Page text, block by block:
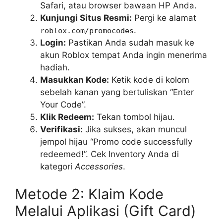
Safari, atau browser bawaan HP Anda.
Kunjungi Situs Resmi: Pergi ke alamat
roblox.com/promocodes.
Login: Pastikan Anda sudah masuk ke
akun Roblox tempat Anda ingin menerima
hadiah.
Masukkan Kode: Ketik kode di kolom
sebelah kanan yang bertuliskan “Enter
Your Code”.
Klik Redeem: Tekan tombol hijau.
Verifikasi: Jika sukses, akan muncul
jempol hijau “Promo code successfully
redeemed!”. Cek Inventory Anda di
kategoriAccessories.
Metode 2: Klaim Kode
Melalui Aplikasi (Gift Card)